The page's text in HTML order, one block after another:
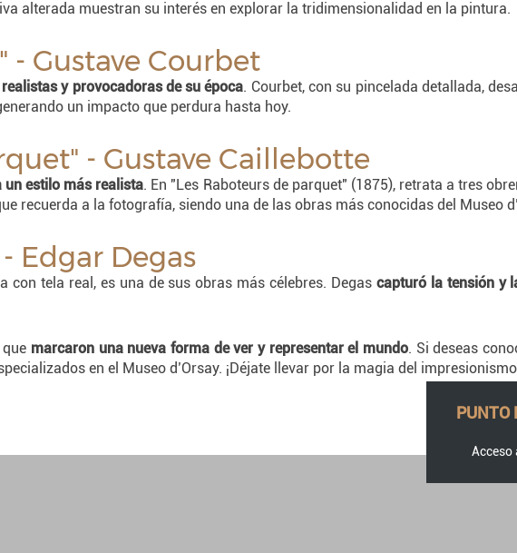
alterada muestran su interés en explorar la tridimensionalidad en la pintura.
- Gustave Courbet
y provocadoras de su época. Courbet, con su pincelada detallada,
un impacto que perdura hasta hoy.
- Gustave Caillebotte
estilo más realista. En "Les Raboteurs de parquet" (1875), retrata a tres
recuerda a la fotografía, siendo una de las obras más conocidas del Museo
Edgar Degas
con tela real, es una de sus obras más célebres. Degas capturó la tensión y
marcaron una nueva forma de ver y representar el mundo. Si deseas
en el Museo d’Orsay. ¡Déjate llevar por la magia del
PUNTO
Acceso